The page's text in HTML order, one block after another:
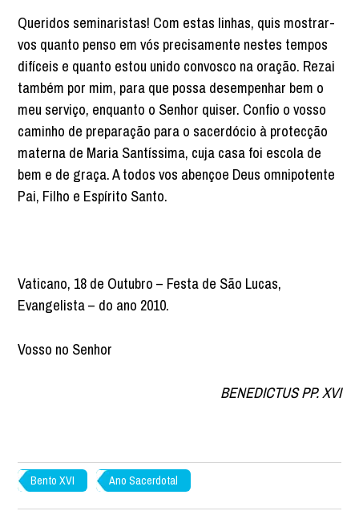
Queridos seminaristas! Com estas linhas, quis mostrar-
vos quanto penso em vós precisamente nestes tempos
difíceis e quanto estou unido convosco na oração. Rezai
também por mim, para que possa desempenhar bem o
meu serviço, enquanto o Senhor quiser. Confio o vosso
caminho de preparação para o sacerdócio à protecção
materna de Maria Santíssima, cuja casa foi escola de
bem e de graça. A todos vos abençoe Deus omnipotente
Pai, Filho e Espírito Santo.
Vaticano, 18 de Outubro – Festa de São Lucas,
Evangelista – do ano 2010.
Vosso no Senhor
BENEDICTUS PP. XVI
Bento XVI Ano Sacerdotal